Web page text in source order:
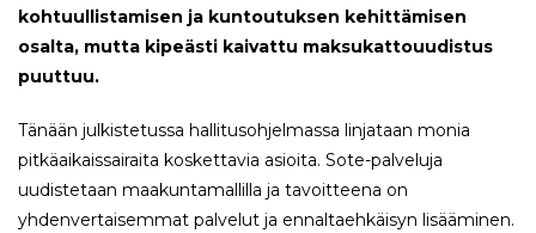
kohtuullistamisen ja kuntoutuksen kehittämisen
osalta, mutta kipeästi kaivattu maksukattouudistus
puuttuu.
Tänään julkistetussa hallitusohjelmassa linjataan monia
pitkäaikaissairaita koskettavia asioita. Sote-palveluja
uudistetaan maakuntamallilla ja tavoitteena on
yhdenvertaisemmat palvelut ja ennaltaehkäisyn lisääminen.